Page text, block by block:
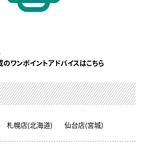
ワンポイントアドバイスはこちら
札幌店(北海道) 仙台店(宮城)